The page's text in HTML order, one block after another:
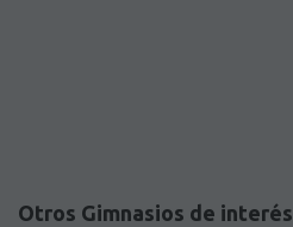
Otros Gimnasios de interés